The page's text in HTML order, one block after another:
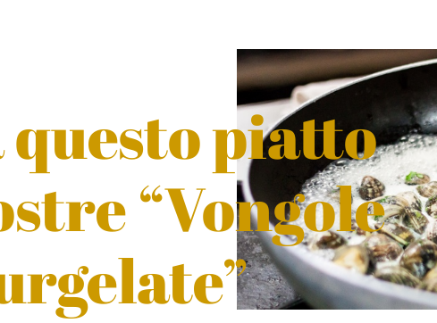
piatto
“Vongole